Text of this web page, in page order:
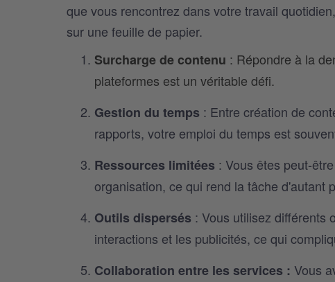
que vous rencontrez dans votre travail
sur une feuille de papier.
Surcharge de contenu : Répondre à la
plateformes est un véritable défi.
Gestion du temps : Entre création de
rapports, votre emploi du temps est
Ressources limitées : Vous êtes peut-
organisation, ce qui rend la tâche d'autant
Outils dispersés : Vous utilisez différents
interactions et les publicités, ce qui
Collaboration entre les services : Vous